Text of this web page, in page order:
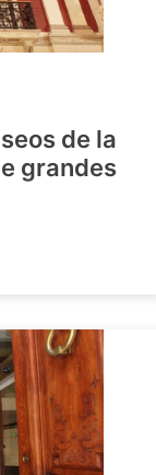
de la
grandes